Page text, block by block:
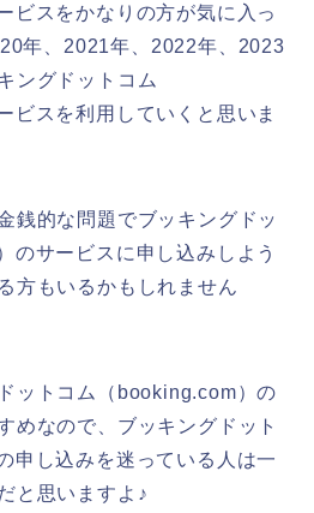
ビスをかなりの方が気に入っ
年、2021年、2022年、2023
ングドットコム
ビスを利用していくと思いま
銭的な問題でブッキングドッ
のサービスに申し込みしよう
方もいるかもしれません
ットコム（booking.com）の
めなので、ブッキングドット
申し込みを迷っている人は一
と思いますよ♪